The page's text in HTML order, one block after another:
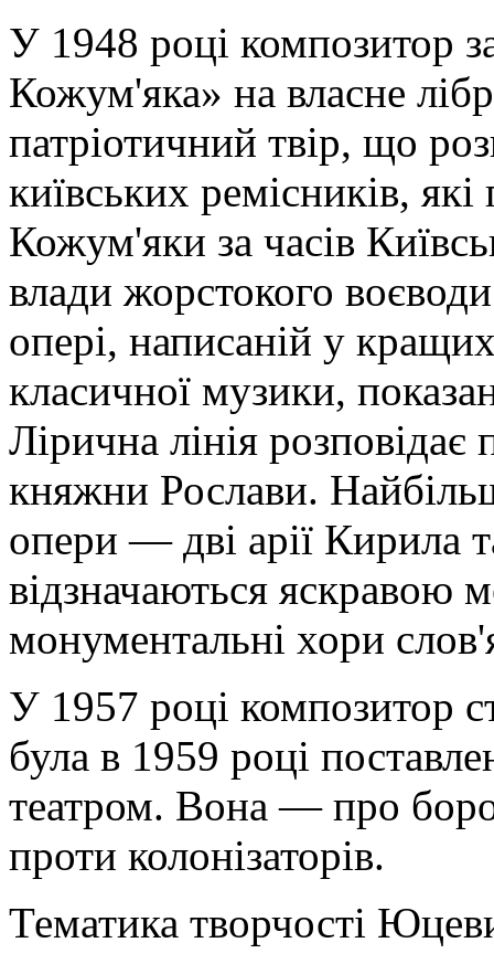
У 1948 році композитор
Кожум'яка» на власне
патріотичний твір, що
київських ремісників,
Кожум'яки за часів
влади жорстокого
опері, написаній у
класичної музики,
Лірична лінія
княжни Рослави.
опери — дві арії Кирила
відзначаються яскравою
монументальні хори
У 1957 році композитор
була в 1959 році
театром. Вона — про
проти колонізаторів.
Тематика творчості